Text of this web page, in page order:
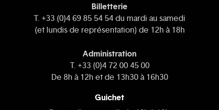
Billetterie
T. +33 (0)4 69 85 54 54 du mardi au samedi
(et lundis de représentation) de 12h à 18h
Administration
T. +33 (0)4 72 00 45 00
De 8h à 12h et de 13h30 à 16h30
Guichet